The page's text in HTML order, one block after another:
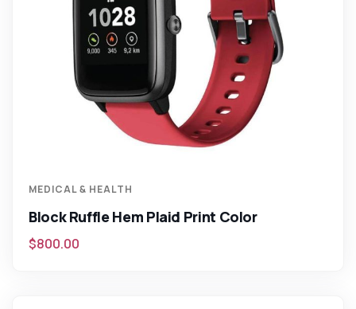
MEDICAL & HEALTH
Block Ruffle Hem Plaid Print Color
$800.00